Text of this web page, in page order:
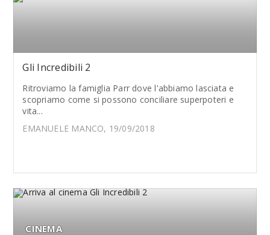
Gli Incredibili 2
Ritroviamo la famiglia Parr dove l'abbiamo lasciata e
scopriamo come si possono conciliare superpoteri e
vita...
EMANUELE MANCO, 19/09/2018
CINEMA